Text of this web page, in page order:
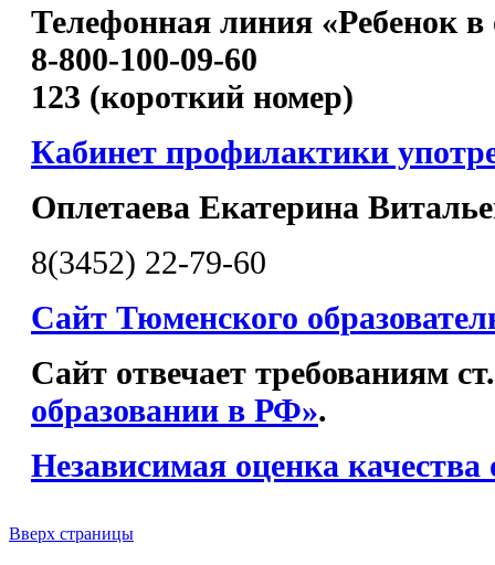
Телефонная линия «Ребенок в
8-800-100-09-60
123 (короткий номер)
Кабинет профилактики
Оплетаева Екатерина
8(3452) 22-79-60
Сайт Тюменского
Сайт отвечает требованиям
образовании в РФ».
Независимая оценка качества
Вверх страницы